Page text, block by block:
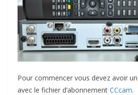
Pour commencer vous devez avoir
avec le fichier d’abonnement CCcam.